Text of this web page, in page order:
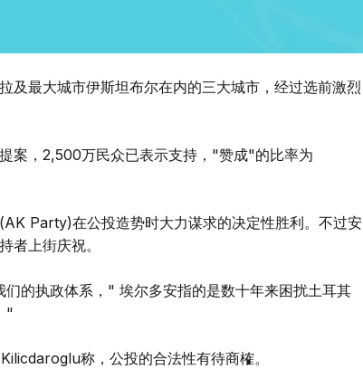
及最大城市伊斯坦布尔在内的三大城市，经过选前激烈
案，2,500万民众已表示支持，"赞成"的比率为
Party)在公投造势时大力谋求的决定性胜利。不过安
者上街庆祝。
的执政体系，" 埃尔多安指的是数十年来困扰土耳其
"
称，公投的合法性有待商榷。